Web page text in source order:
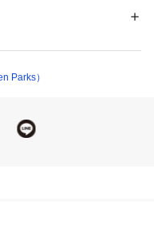
に自然と溶け込む、着回
使いのモニター環境によ
ございます。
Parks）